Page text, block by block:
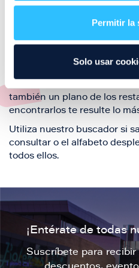
Permitir la
Solo usar
también de nuestra oferta
tu visita.
El este directorio de
también un plano de los
encontrarlos te resulte lo
Utiliza nuestro buscador si
consultar o el alfabeto
todos ellos.
¡Entérate de todas
Suscríbete para